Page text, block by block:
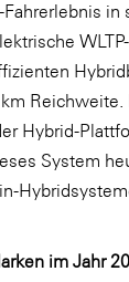
in
Hybrid-
System
im Jahr